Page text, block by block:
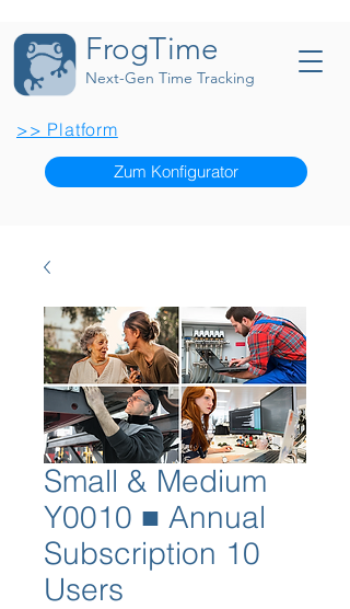
FrogTime
Next-Gen Time Tracking
>> Platform
Zum Konfigurator
Small & Medium
Y0010 ■ Annual
Subscription 10
Users